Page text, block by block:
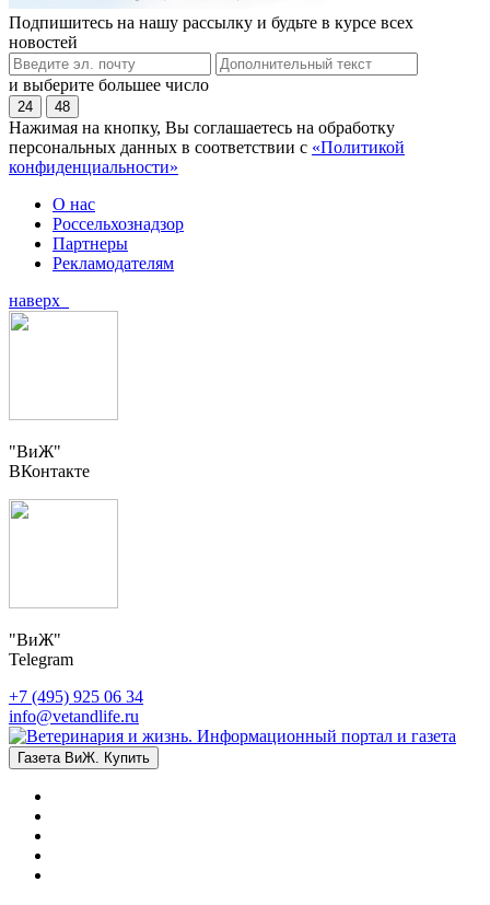
Подпишитесь на нашу рассылку и будьте в курсе всех
новостей
и выберите большее число
24 48
Нажимая на кнопку, Вы соглашаетесь на обработку
персональных данных в соответствии с «Политикой
конфиденциальности»
О нас
Россельхознадзор
Партнеры
Рекламодателям
наверх
"ВиЖ"
ВКонтакте
"ВиЖ"
Telegram
+7 (495) 925 06 34
info@vetandlife.ru
Газета ВиЖ. Купить